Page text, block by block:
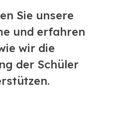
Sie unsere
und erfahren
wir die
der Schüler